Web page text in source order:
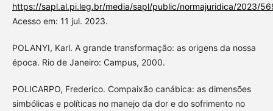
https://sapl.al.pi.leg.br/media/sapl/public/normajuridica/2023/
Acesso em: 11 jul. 2023.
POLANYI, Karl. A grande transformação: as origens da nossa
época. Rio de Janeiro: Campus, 2000.
POLICARPO, Frederico. Compaixão canábica: as dimensões
simbólicas e políticas no manejo da dor e do sofrimento no